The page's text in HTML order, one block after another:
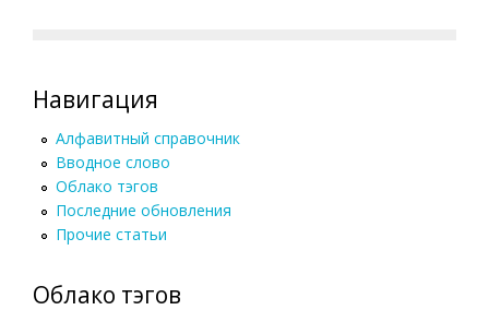
Навигация
Алфавитный справочник
Вводное слово
Облако тэгов
Последние обновления
Прочие статьи
Облако тэгов